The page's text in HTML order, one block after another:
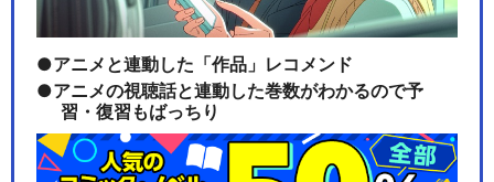
アニメと連動した「作品」レコメンド
アニメの視聴話と連動した巻数がわかるので予
習・復習もばっちり